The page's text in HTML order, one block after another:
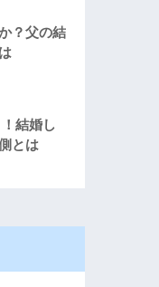
？父の結
結婚し
とは